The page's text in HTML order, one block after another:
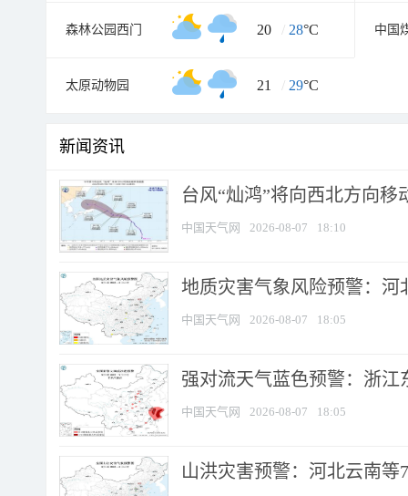
森林公园西门 20 / 28°C 中国
太原动物园 21 / 29°C
新闻资讯
台风“灿鸿”将向西北方向移
中国天气网 2026-08-07 18:10
地质灾害气象风险预警：河
中国天气网 2026-08-07 18:05
强对流天气蓝色预警：浙江
中国天气网 2026-08-07 18:05
山洪灾害预警：河北云南